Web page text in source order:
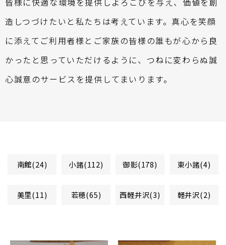
造しつづけたいと私たちは考えています。真心を笑顔
に添えてご利用者様とご家族の皆様の誰もが心から良
かったと思っていただけるように、つねに変わらぬ誠
心誠意のサービスを提供してまいります。
南館(24) 小諸(112) 御影(178) 東小諸(4)
美里(11) 若穂(65) 西軽井沢(3) 軽井沢(2)